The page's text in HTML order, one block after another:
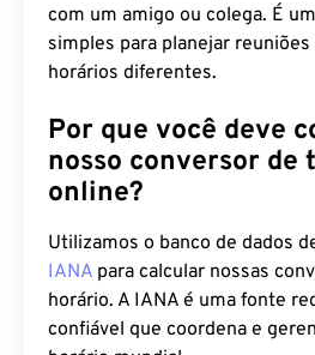
com um amigo ou colega. É
simples para planejar
horários diferentes.
Por que você deve
nosso conversor de
online?
Utilizamos o banco de dados
IANA para calcular nossas
horário. A IANA é uma fonte
confiável que coordena e